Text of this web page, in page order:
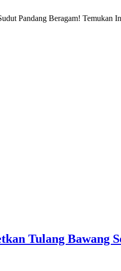
Pandang Beragam!
Tulang Bawang